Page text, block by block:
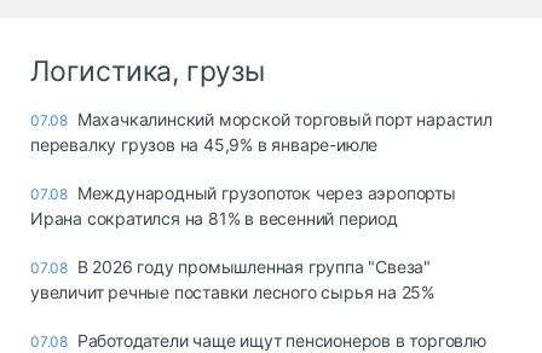
Логистика, грузы
07.08 Махачкалинский морской торговый порт нарастил
перевалку грузов на 45,9% в январе-июле
07.08 Международный грузопоток через аэропорты
Ирана сократился на 81% в весенний период
07.08 В 2026 году промышленная группа "Свеза"
увеличит речные поставки лесного сырья на 25%
07.08 Работодатели чаще ищут пенсионеров в торговлю